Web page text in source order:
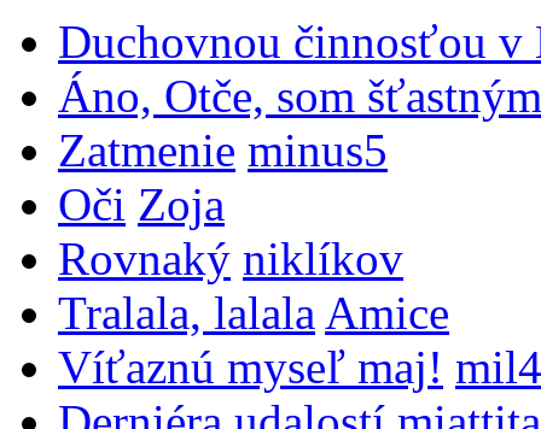
Duchovnou činnosťou
Áno, Otče, som
Zatmenie minus5
Oči Zoja
Rovnaký niklíkov
Tralala, lalala Amice
Víťaznú myseľ maj!